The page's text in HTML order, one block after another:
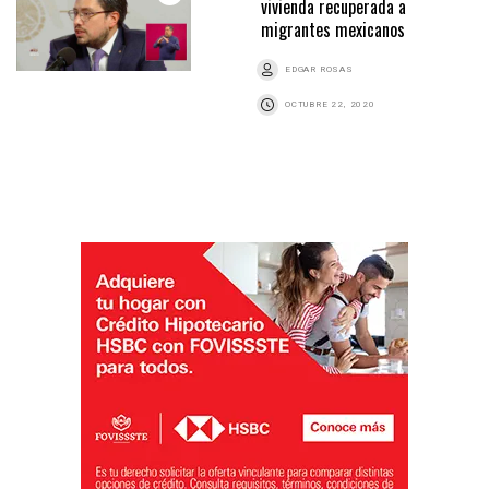
vivienda recuperada a
migrantes mexicanos
EDGAR ROSAS
OCTUBRE 22, 2020